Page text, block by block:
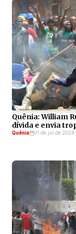
Quênia: William
dívida e envia
Quênia 01 de jul de 2024